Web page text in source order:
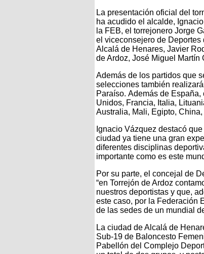
La presentación oficial del
ha acudido el alcalde,
la FEB, el torrejonero Jorge
el viceconsejero de Deportes
Alcalá de Henares, Javier
de Ardoz, José Miguel Martín
Además de los partidos que
selecciones también
Paraíso. Además de
Unidos, Francia, Italia,
Australia, Mali, Egipto,
Ignacio Vázquez destacó
ciudad ya tiene una gran
diferentes disciplinas
importante como es este
Por su parte, el concejal de
“en Torrejón de Ardoz
nuestros deportistas y que,
este caso, por la Federación
de las sedes de un mundial
La ciudad de Alcalá de
Sub-19 de Baloncesto
Pabellón del Complejo